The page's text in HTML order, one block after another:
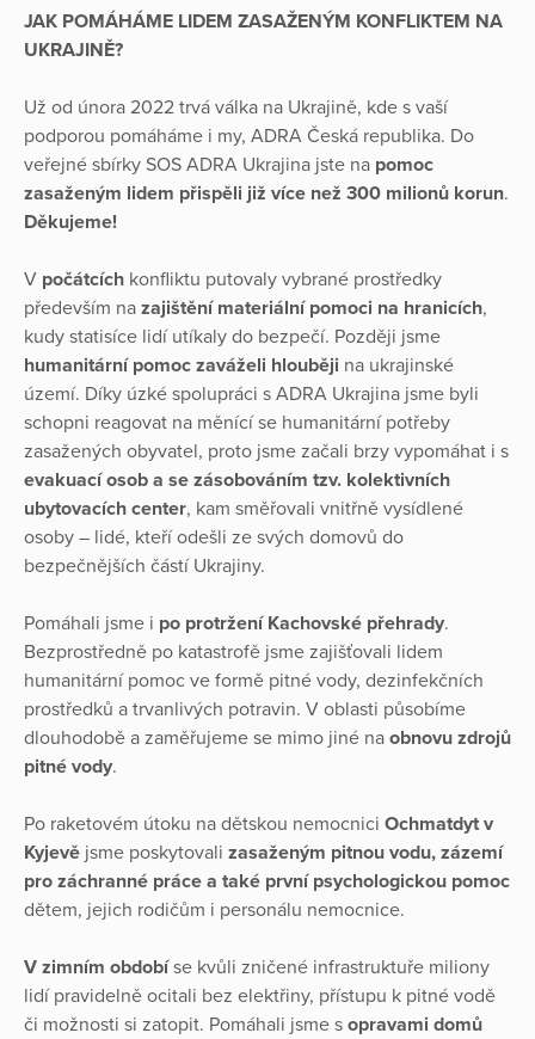
JAK POMÁHÁME LIDEM ZASAŽENÝM KONFLIKTEM NA
UKRAJINĚ?
Už od února 2022 trvá válka na Ukrajině, kde s vaší
podporou pomáháme i my, ADRA Česká republika. Do
veřejné sbírky SOS ADRA Ukrajina jste na pomoc
zasaženým lidem přispěli již více než 300 milionů korun.
Děkujeme!
V počátcích konfliktu putovaly vybrané prostředky
především na zajištění materiální pomoci na hranicích,
kudy statisíce lidí utíkaly do bezpečí. Později jsme
humanitární pomoc zaváželi hlouběji na ukrajinské
území. Díky úzké spolupráci s ADRA Ukrajina jsme byli
schopni reagovat na měnící se humanitární potřeby
zasažených obyvatel, proto jsme začali brzy vypomáhat i s
evakuací osob a se zásobováním tzv. kolektivních
ubytovacích center, kam směřovali vnitřně vysídlené
osoby – lidé, kteří odešli ze svých domovů do
bezpečnějších částí Ukrajiny.
Pomáhali jsme i po protržení Kachovské přehrady.
Bezprostředně po katastrofě jsme zajišťovali lidem
humanitární pomoc ve formě pitné vody, dezinfekčních
prostředků a trvanlivých potravin. V oblasti působíme
dlouhodobě a zaměřujeme se mimo jiné na obnovu zdrojů
pitné vody.
Po raketovém útoku na dětskou nemocnici Ochmatdyt v
Kyjevě jsme poskytovali zasaženým pitnou vodu, zázemí
pro záchranné práce a také první psychologickou pomoc
dětem, jejich rodičům i personálu nemocnice.
V zimním obdobíse kvůli zničené infrastruktuře miliony
lidí pravidelně ocitali bez elektřiny, přístupu k pitné vodě
či možnosti si zatopit. Pomáhali jsme s opravami domů